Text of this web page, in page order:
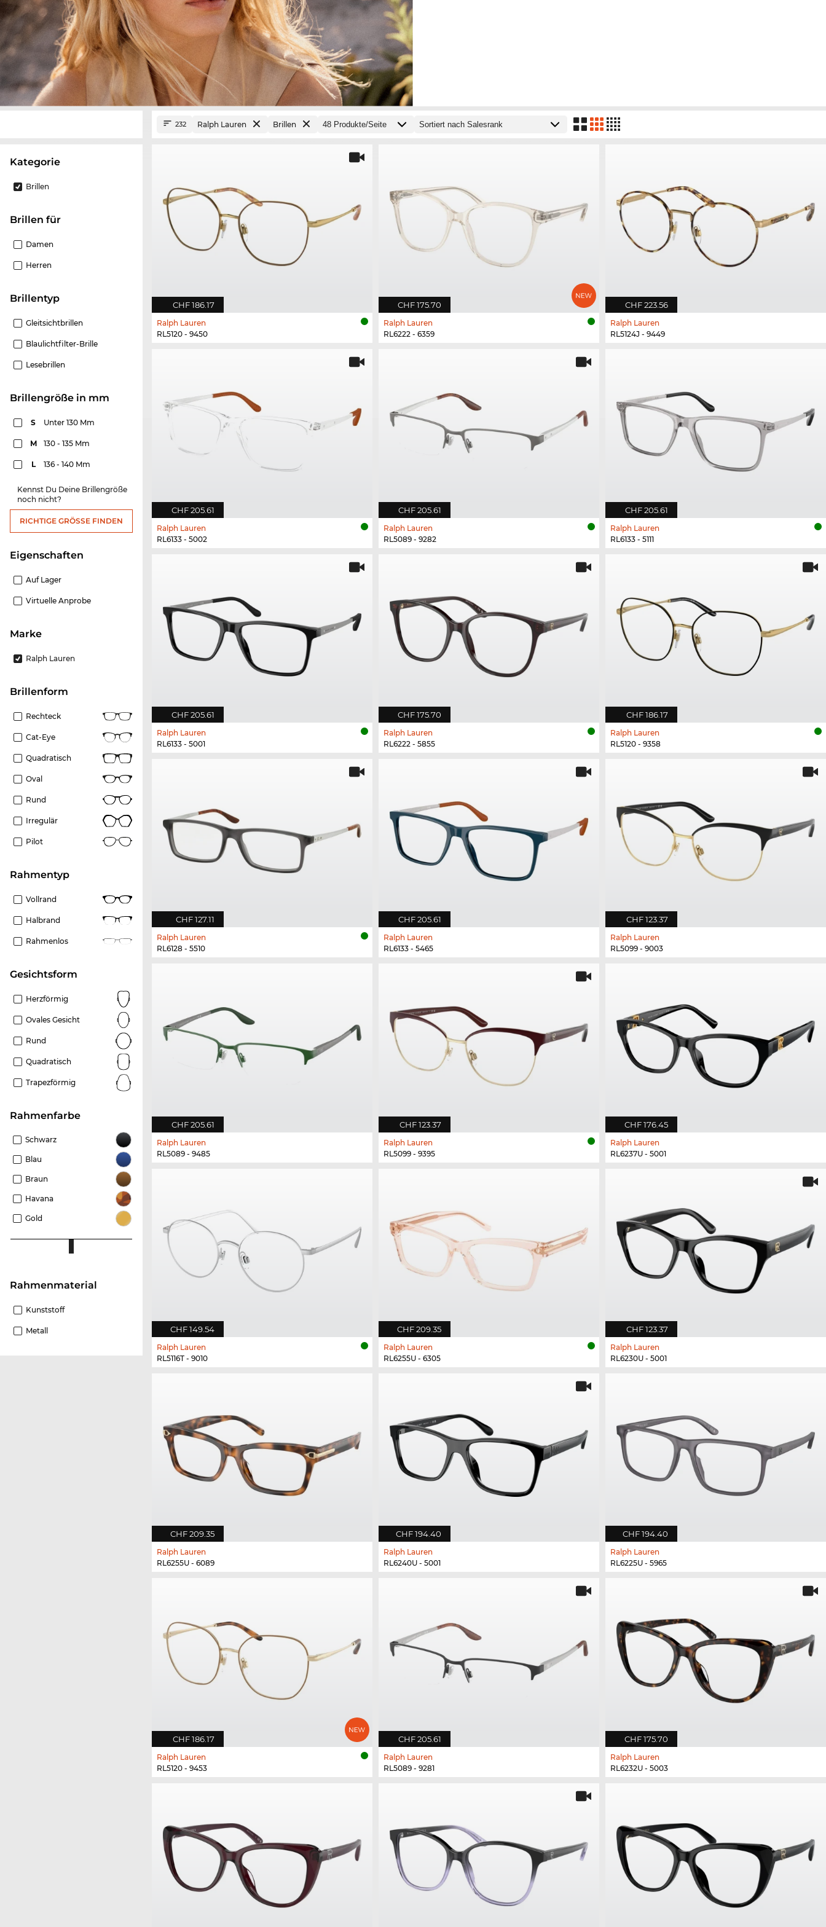
Kategorie
Brillen
Brillen für
Damen
Herren
Brillentyp
Gleitsichtbrillen
Blaulichtfilter-Brille
Lesebrillen
Brillengröße in mm
S Unter 130 Mm
M 130 - 135 Mm
L 136 - 140 Mm
Kennst Du Deine Brillengröße
noch nicht?
RICHTIGE GRÖSSE FINDEN
Eigenschaften
Auf Lager
Virtuelle Anprobe
Marke
Ralph Lauren
Brillenform
Rechteck
Cat-Eye
Quadratisch
Oval
Rund
Irregulär
Pilot
Rahmentyp
Vollrand
Halbrand
Rahmenlos
Gesichtsform
Herzförmig
Ovales Gesicht
Rund
Quadratisch
Trapezförmig
Rahmenfarbe
Schwarz
Blau
Braun
Havana
Gold
Rahmenmaterial
Kunststoff
Metall
232 Ralph Lauren Brillen
CHF 186.17
Ralph Lauren
RL5120 - 9450
CHF 175.70
Ralph Lauren
RL6222 - 6359
CHF 223.56
Ralph Lauren
RL5124J - 9449
CHF 205.61
Ralph Lauren
RL6133 - 5002
CHF 205.61
Ralph Lauren
RL5089 - 9282
CHF 205.61
Ralph Lauren
RL6133 - 5111
CHF 205.61
Ralph Lauren
RL6133 - 5001
CHF 175.70
Ralph Lauren
RL6222 - 5855
CHF 186.17
Ralph Lauren
RL5120 - 9358
CHF 127.11
Ralph Lauren
RL6128 - 5510
CHF 205.61
Ralph Lauren
RL6133 - 5465
CHF 123.37
Ralph Lauren
RL5099 - 9003
CHF 205.61
Ralph Lauren
RL5089 - 9485
CHF 123.37
Ralph Lauren
RL5099 - 9395
CHF 176.45
Ralph Lauren
RL6237U - 5001
CHF 149.54
Ralph Lauren
RL5116T - 9010
CHF 209.35
Ralph Lauren
RL6255U - 6305
CHF 123.37
Ralph Lauren
RL6230U - 5001
CHF 209.35
Ralph Lauren
RL6255U - 6089
CHF 194.40
Ralph Lauren
RL6240U - 5001
CHF 194.40
Ralph Lauren
RL6225U - 5965
CHF 186.17
Ralph Lauren
RL5120 - 9453
CHF 205.61
Ralph Lauren
RL5089 - 9281
CHF 175.70
Ralph Lauren
RL6232U - 5003